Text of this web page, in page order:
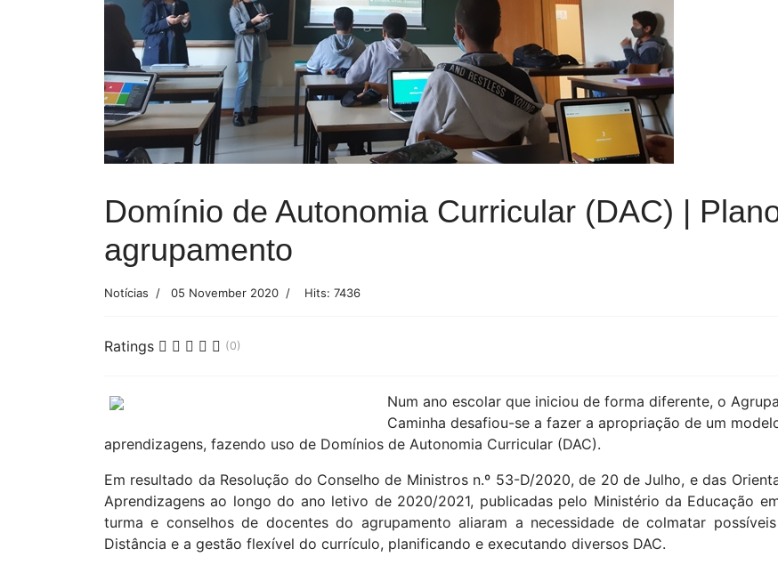
Domínio de Autonomia Curricular (DAC) |
agrupamento
Notícias 05 November 2020 Hits: 7436
Ratings (0)
Num ano escolar que iniciou de forma diferente, o
Caminha desafiou-se a fazer a apropriação de um
aprendizagens, fazendo uso de Domínios de Autonomia Curricular (DAC).
Em resultado da Resolução do Conselho de Ministros n.º 53-D/2020, de 20 de Julho, e das
Aprendizagens ao longo do ano letivo de 2020/2021, publicadas pelo Ministério da Educação
turma e conselhos de docentes do agrupamento aliaram a necessidade de colmatar
Distância e a gestão flexível do currículo, planificando e executando diversos DAC.